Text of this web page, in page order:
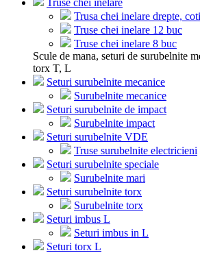
Truse chei inelare
Trusa chei inelare drepte,
Truse chei inelare 12 buc
Truse chei inelare 8 buc
Scule de mana, seturi de surubelnite
torx T, L
Seturi surubelnite mecanice
Surubelnite mecanice
Seturi surubelnite de impact
Surubelnite impact
Seturi surubelnite VDE
Truse surubelnite electricieni
Seturi surubelnite speciale
Surubelnite mari
Seturi surubelnite torx
Surubelnite torx
Seturi imbus L
Seturi imbus in L
Seturi torx L